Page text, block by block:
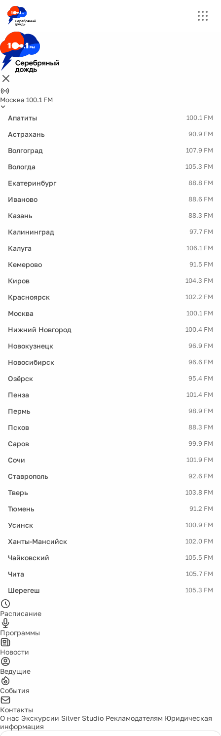
Москва 100.1 FM
Апатиты 100.1 FM
Астрахань 90.9 FM
Волгоград 107.9 FM
Вологда 105.3 FM
Екатеринбург 88.8 FM
Иваново 88.6 FM
Казань 88.3 FM
Калининград 97.7 FM
Калуга 106.1 FM
Кемерово 91.5 FM
Киров 104.3 FM
Красноярск 102.2 FM
Москва 100.1 FM
Нижний Новгород 100.4 FM
Новокузнецк 96.9 FM
Новосибирск 96.6 FM
Озёрск 95.4 FM
Пенза 101.4 FM
Пермь 98.9 FM
Псков 88.3 FM
Саров 99.9 FM
Сочи 101.9 FM
Ставрополь 92.6 FM
Тверь 103.8 FM
Тюмень 91.2 FM
Усинск 100.9 FM
Ханты-Мансийск 102.0 FM
Чайковский 105.5 FM
Чита 105.7 FM
Шерегеш 105.3 FM
Расписание
Программы
Новости
Ведущие
События
Контакты
О нас Экскурсии Silver Studio Рекламодателям Юридическая
информация